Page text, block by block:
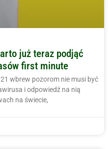
już teraz podjąć
first minute
wbrew pozorom nie musi być
i odpowiedź na nią
na świecie,